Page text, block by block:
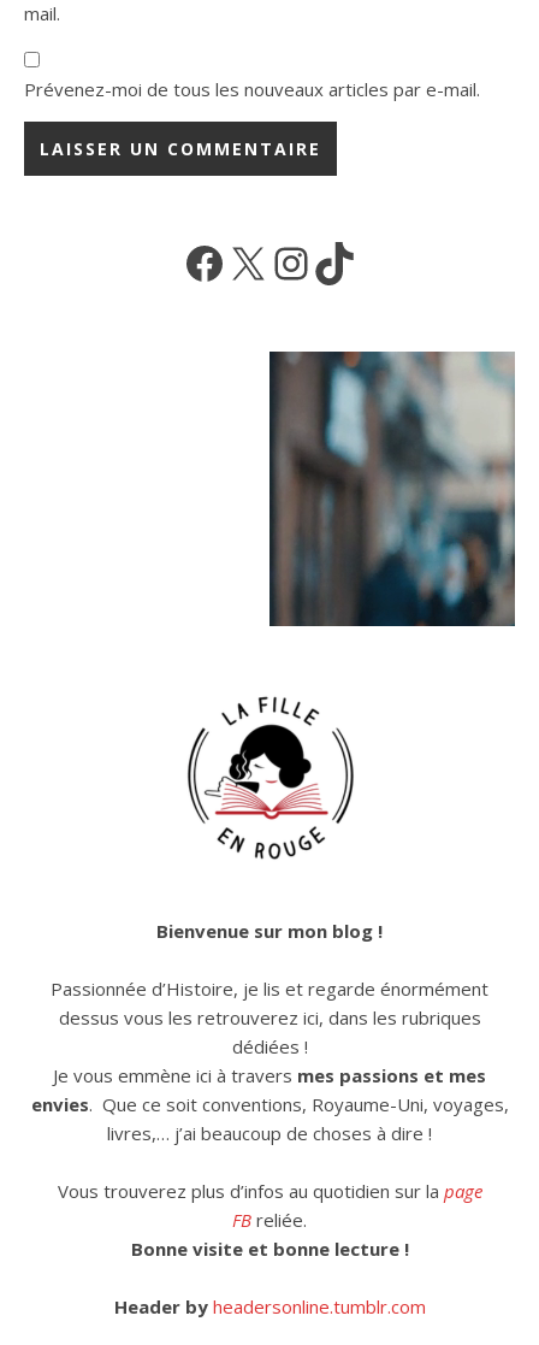
mail.
Prévenez-moi de tous les nouveaux articles par e-mail.
Facebook
X Instagram
TikTok
Bienvenue sur mon blog !
Passionnée d’Histoire, je lis et regarde énormément
dessus vous les retrouverez ici, dans les rubriques
dédiées !
Je vous emmène ici à travers mes passions et mes
envies. Que ce soit conventions, Royaume-Uni, voyages,
livres,… j’ai beaucoup de choses à dire !
Vous trouverez plus d’infos au quotidien sur la page
FB reliée.
Bonne visite et bonne lecture !
Header by headersonline.tumblr.com